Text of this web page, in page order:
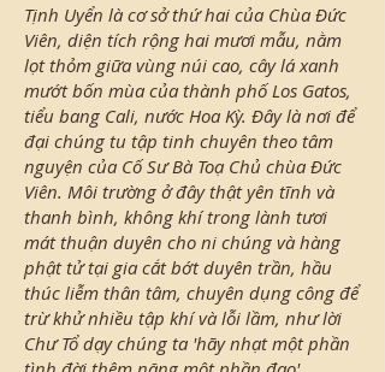
Tịnh Uyển là cơ sở thứ hai của Chùa Đức
Viên, diện tích rộng hai mươi mẫu, nằm
lọt thỏm giữa vùng núi cao, cây lá xanh
mướt bốn mùa của thành phố Los Gatos,
tiểu bang Cali, nước Hoa Kỳ. Đây là nơi để
đại chúng tu tập tinh chuyên theo tâm
nguyện của Cố Sư Bà Toạ Chủ chùa Đức
Viên. Môi trường ở đây thật yên tĩnh và
thanh bình, không khí trong lành tươi
mát thuận duyên cho ni chúng và hàng
phật tử tại gia cắt bớt duyên trần, hầu
thúc liễm thân tâm, chuyên dụng công để
trừ khử nhiều tập khí và lỗi lầm, như lời
Chư Tổ dạy chúng ta 'hãy nhạt một phần